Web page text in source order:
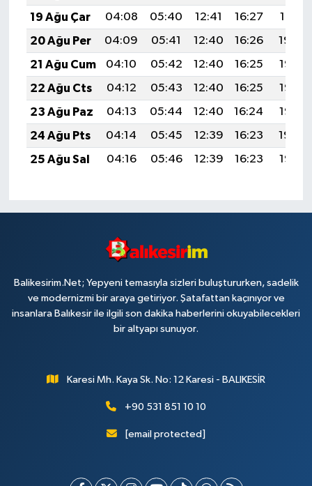
19 Ağu Çar
04:08 05:40 12:41 16:27
19:31
20 Ağu Per
04:09 05:41 12:40 16:26
19:30
21 Ağu Cum
04:10 05:42 12:40 16:25
19:28
22 Ağu Cts
04:12 05:43 12:40 16:25
19:27
23 Ağu Paz
04:13 05:44 12:40 16:24
19:25
24 Ağu Pts
04:14 05:45 12:39 16:23
19:24
25 Ağu Sal
04:16 05:46 12:39 16:23 19:22
Balikesirim.Net; Yepyeni temasıyla sizleri buluştururken, sadelik
ve modernizmi bir araya getiriyor. Şatafattan kaçınıyor ve
insanlara Balıkesir ile ilgili son dakika haberlerini okuyabilecekleri
bir altyapı sunuyor.
Karesi Mh. Kaya Sk. No: 12 Karesi - BALIKESİR
+90 531 851 10 10
[email protected]